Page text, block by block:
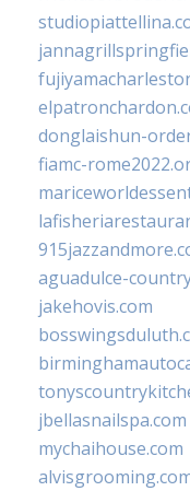
donglaishun-
fiamc-
aguadulce-
jakehovis.com
jbellasnailspa.com
mychaihouse.com